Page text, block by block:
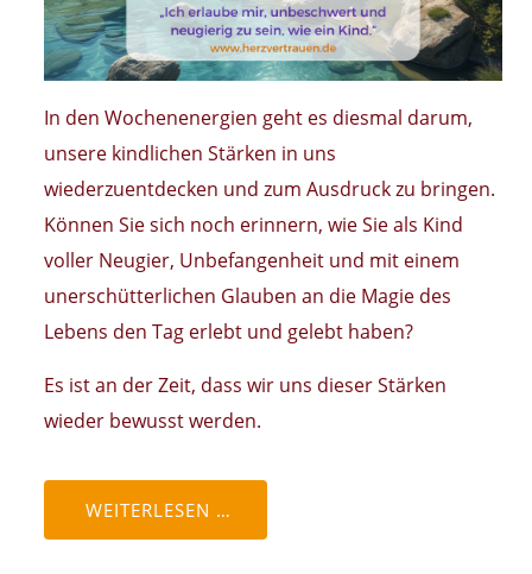
In den Wochenenergien geht es diesmal darum,
unsere kindlichen Stärken in uns
wiederzuentdecken und zum Ausdruck zu bringen.
Können Sie sich noch erinnern, wie Sie als Kind
voller Neugier, Unbefangenheit und mit einem
unerschütterlichen Glauben an die Magie des
Lebens den Tag erlebt und gelebt haben?
Es ist an der Zeit, dass wir uns dieser Stärken
wieder bewusst werden.
WEITERLESEN …